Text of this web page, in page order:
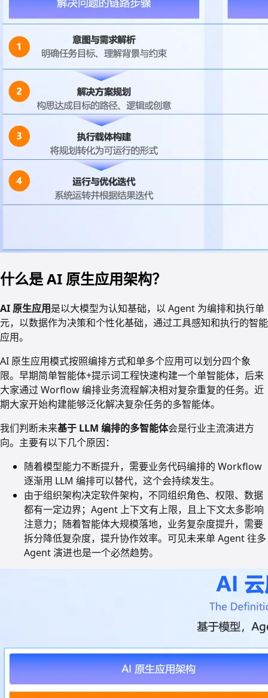
什么是 AI 原生应用架构？
AI 原生应用是以大模型为认知基础，以 Agent 为编排和执行单
元，以数据作为决策和个性化基础，通过工具感知和执行的智能
应用。
AI 原生应用模式按照编排方式和单多个应用可以划分四个象
限。早期简单智能体+提示词工程快速构建一个单智能体，后来
大家通过 Worflow 编排业务流程解决相对复杂重复的任务。近
期大家开始构建能够泛化解决复杂任务的多智能体。
我们判断未来基于 LLM 编排的多智能体会是行业主流演进方
向。主要有以下几个原因：
随着模型能力不断提升，需要业务代码编排的 Workflow
逐渐用 LLM 编排可以替代，这个会持续发生。
由于组织架构决定软件架构，不同组织角色、权限、数据
都有一定边界；Agent 上下文有上限，且上下文太多影响
注意力；随着智能体大规模落地，业务复杂度提升，需要
拆分降低复杂度，提升协作效率。可见未来单 Agent 往多
Agent 演进也是一个必然趋势。